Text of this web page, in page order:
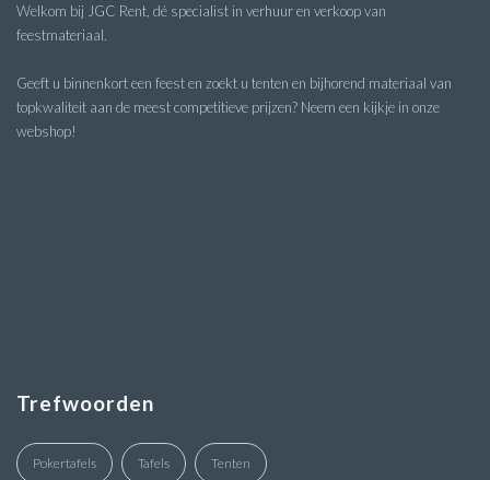
Welkom bij JGC Rent, dé specialist in verhuur en verkoop van
feestmateriaal.
Geeft u binnenkort een feest en zoekt u tenten en bijhorend materiaal van
topkwaliteit aan de meest competitieve prijzen? Neem een kijkje in onze
webshop!
Trefwoorden
Pokertafels Tafels Tenten